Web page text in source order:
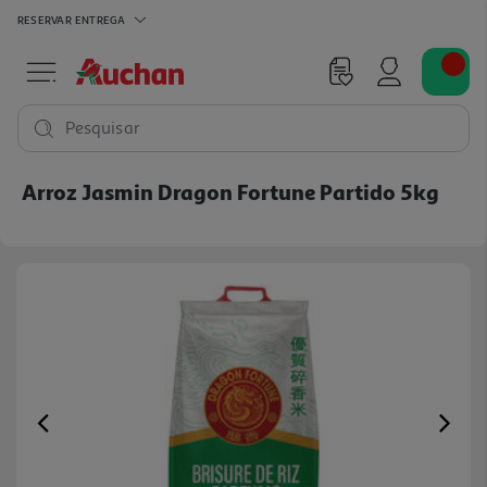
RESERVAR ENTREGA
Pesquisar
Arroz Jasmin Dragon Fortune Partido 5kg
Previous